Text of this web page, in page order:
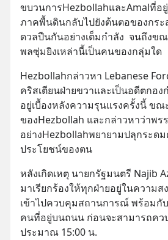
ขบวนการHezbollahและAmalที่อ
ภาคพื้นดินกลับไปยังต้นตอของกร
ดวลปืนกันอย่างเต็มกำลัง  จนถึงข
พลซุ่มยิงเหล่านี้เป็นคนของกลุ่มใด
Hezbollahกล่าวหา Lebanese
คริสเตียนฝ่ายขวาและเป็นอดีตกอ
อยู่เบื้องหลังความรุนแรงครั้งนี้ ขณ
ของHezbollah และกล่าวหาว่าพร
อย่างHezbollahพยายามปลุกระด
ประโยชน์ของตน
หลังเกิดเหตุ นายกรัฐมนตรี Najib
มาเรียกร้องให้ทุกฝ่ายอยู่ในความ
เข้าไปควบคุมสถานการณ์ พร้อมกั
คนที่อยู่บนถนน ก่อนจะสามารถคว
ประมาณ 15:00 น.